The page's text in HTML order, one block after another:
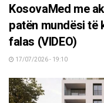
KosovaMed me
patën mundësi të
falas (VIDEO)
17/07/2026 - 19:10